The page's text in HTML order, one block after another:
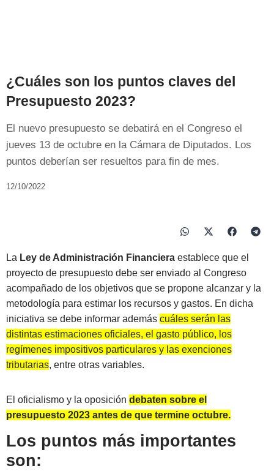
¿Cuáles son los puntos claves del
Presupuesto 2023?
El nuevo presupuesto se debatirá en el Congreso el
jueves 13 de octubre en la Cámara de Diputados. Los
puntos deberían ser resueltos para fin de mes.
12/10/2022
La Ley de Administración Financiera establece que el
proyecto de presupuesto debe ser enviado al Congreso
acompañado de los objetivos que se propone alcanzar y la
metodología para estimar los recursos y gastos. En dicha
iniciativa se debe informar además cuáles serán las
distintas estimaciones oficiales, el gasto público, los
regímenes impositivos particulares y las exenciones
tributarias, entre otras variables.
El oficialismo y la oposición debaten sobre el
presupuesto 2023 antes de que termine octubre.
Los puntos más importantes
son: